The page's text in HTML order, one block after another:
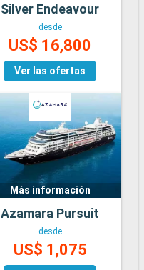
Silver Endeavour
desde
US$ 16,800
Ver las ofertas
Más información
Azamara Pursuit
desde
US$ 1,075